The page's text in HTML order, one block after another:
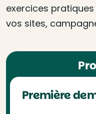
exercices
vos sites,
Première